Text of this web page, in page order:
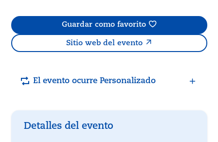
Guardar como favorito
Sitio web del evento
El evento ocurre Personalizado
Detalles del evento